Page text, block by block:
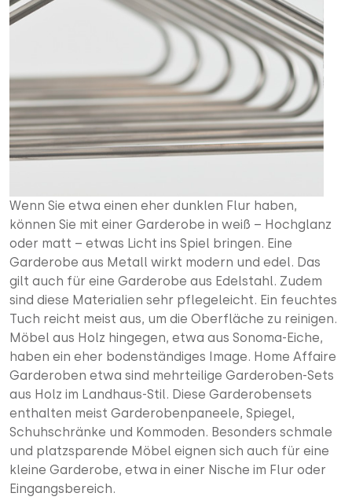
Wenn Sie etwa einen eher dunklen Flur haben,
können Sie mit einer Garderobe in weiß – Hochglanz
oder matt – etwas Licht ins Spiel bringen. Eine
Garderobe aus Metall wirkt modern und edel. Das
gilt auch für eine Garderobe aus Edelstahl. Zudem
sind diese Materialien sehr pflegeleicht. Ein feuchtes
Tuch reicht meist aus, um die Oberfläche zu reinigen.
Möbel aus Holz hingegen, etwa aus Sonoma-Eiche,
haben ein eher bodenständiges Image. Home Affaire
Garderoben etwa sind mehrteilige Garderoben-Sets
aus Holz im Landhaus-Stil. Diese Garderobensets
enthalten meist Garderobenpaneele, Spiegel,
Schuhschränke und Kommoden. Besonders schmale
und platzsparende Möbel eignen sich auch für eine
kleine Garderobe, etwa in einer Nische im Flur oder
Eingangsbereich.